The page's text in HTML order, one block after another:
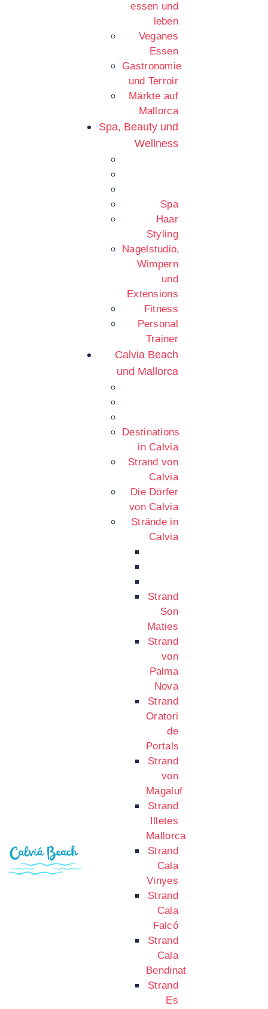
essen und
leben
Veganes
Essen
Gastronomie
und Terroir
Märkte auf
Mallorca
Spa, Beauty und
Wellness
Spa
Haar
Styling
Nagelstudio,
Wimpern
und
Extensions
Fitness
Personal
Trainer
Calvia Beach
und Mallorca
Destinations
in Calvia
Strand von
Calvia
Die Dörfer
von Calvia
Strände in
Calvia
Strand
Son
Maties
Strand
von
Palma
Nova
Strand
Oratori
de
Portals
Strand
von
Magaluf
Strand
Illetes
Mallorca
Strand
Cala
Vinyes
Strand
Cala
Falcó
Strand
Cala
Bendinat
Strand
Es